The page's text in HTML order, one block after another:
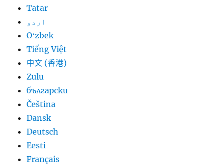
Tatar
اردو
Oʻzbek
Tiếng Việt
中文 (香港)
Zulu
български
Čeština
Dansk
Deutsch
Eesti
Français